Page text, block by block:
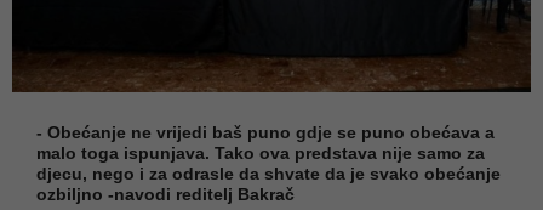
- Obećanje ne vrijedi baš puno gdje se puno obećava a
malo toga ispunjava. Tako ova predstava nije samo za
djecu, nego i za odrasle da shvate da je svako obećanje
ozbiljno -navodi reditelj Bakrač